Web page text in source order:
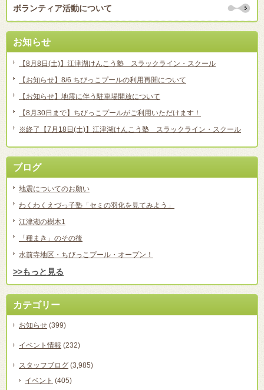
ボランティア活動について
お知らせ
【8月8日(土)】江津湖けんこう塾 スラックライン・スクール
【お知らせ】8/6 ちびっこプールの利用再開について
【お知らせ】地震に伴う駐車場開放について
【8月30日まで】ちびっこプールがご利用いただけます！
※終了【7月18日(土)】江津湖けんこう塾 スラックライン・スクール
ブログ
地震についてのお願い
わくわくえづっ子塾「セミの羽化を見てみよう」
江津湖の樹木1
「種まき」のその後
水前寺地区・ちびっこプール・オープン！
>>もっと見る
カテゴリー
お知らせ (399)
イベント情報 (232)
スタッフブログ (3,985)
イベント (405)